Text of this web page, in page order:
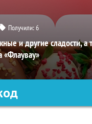
Получили:6
и другие сладости, а
«Флаувау»